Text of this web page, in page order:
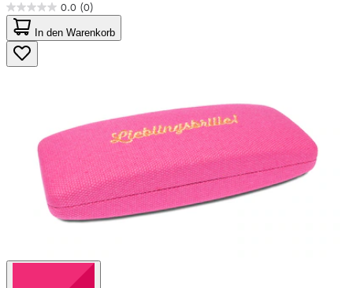
0.0 (0)
0.0
von
5
Sternen.
In den Warenkorb